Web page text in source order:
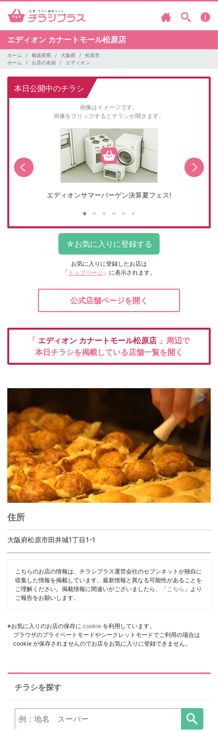
エディオン カナートモール松原店
ホーム 都道府県 大阪府
松原市
ホーム
お店の名前 エディオン
本日公開中のチラシ
画像はイメージです。
画像をクリックするとチラシが開きます。
エディオンサマーバーゲン決算夏フェス!
お気に入りに登録したお店は
「 トップページ 」に表示されます。
公式店舗ページを開く
「 エディオン カナートモール松原店 」周辺で
本日チラシを掲載している店舗一覧を開く
住所
大阪府松原市田井城1丁目1-1
こちらのお店の情報は、チラシプラス運営会社のセブンネットが独自に
収集した情報を掲載しています。最新情報と異なる可能性があることを
ご理解ください。掲載情報に間違いがございましたら、「 こちら 」より
ご報告をお願いします。
※お気に入りのお店の保存に cookie を利用しています。
ブラウザのプライベートモードやシークレットモードでご利用の場合は
cookie が保存されませんのでお店をお気に入りに登録できません。
チラシを探す